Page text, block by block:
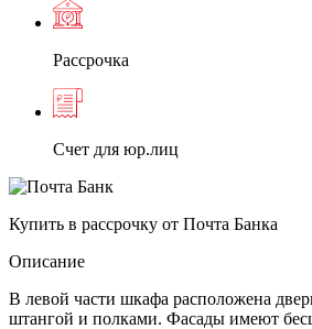
Рассрочка
Счет для юр.лиц
Купить в рассрочку от Почта Банка
Описание
В левой части шкафа расположена
штангой и полками. Фасады имеют